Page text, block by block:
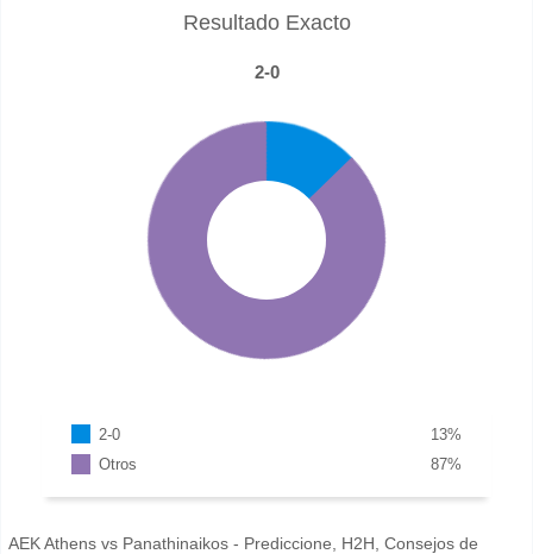
Resultado Exacto
2-0
2-0 %
13
Otros
%
87
AEK Athens vs Panathinaikos - Prediccione, H2H, Consejos de